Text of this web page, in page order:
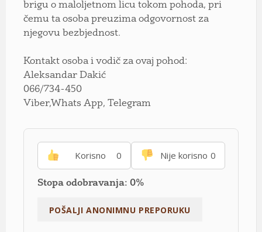
brigu o maloljetnom licu tokom pohoda, pri
čemu ta osoba preuzima odgovornost za
njegovu bezbjednost.
Kontakt osoba i vodič za ovaj pohod:
Aleksandar Dakić
066/734-450
Viber,Whats App, Telegram
Korisno 0 Nije korisno 0
Stopa odobravanja: 0%